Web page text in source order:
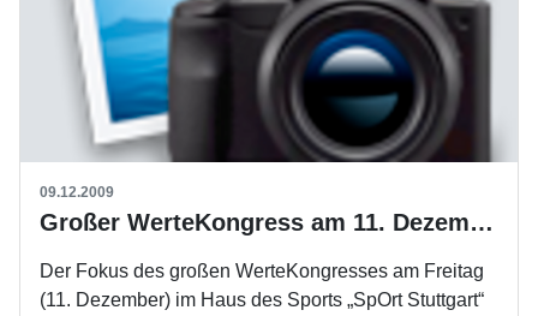
09.12.2009
Großer WerteKongress am 11. Dezember
Der Fokus des großen WerteKongresses am Freitag
(11. Dezember) im Haus des Sports „SpOrt Stuttgart“